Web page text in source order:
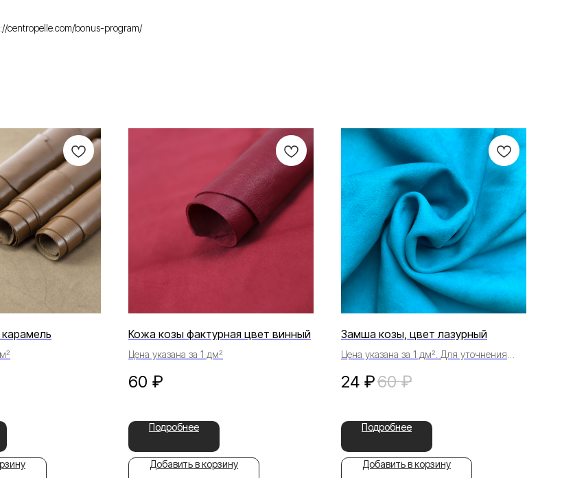
centropelle.com/bonus-program/
Кожа козы фактурная цвет винный
Цена указана за 1 дм²
60 ₽
Подробнее
Добавить в корзину
Замша козы, цвет лазурный
Цена указана за 1 дм². Для уточнения
24 ₽60 ₽
Подробнее
Добавить в корзину